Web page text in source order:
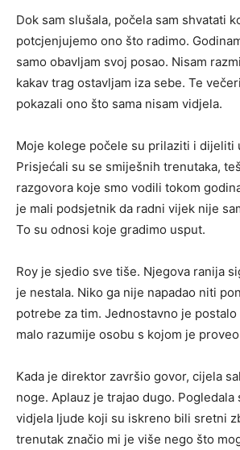
Dok sam slušala, počela sam shvatati
potcjenjujemo ono što radimo.
samo obavljam svoj posao. Nisam
kakav trag ostavljam iza sebe. Te
pokazali ono što sama nisam vidjela.
Moje kolege počele su prilaziti i dijeliti
Prisjećali su se smiješnih trenutaka,
razgovora koje smo vodili tokom
je mali podsjetnik da radni vijek nije
To su odnosi koje gradimo usput.
Roy je sjedio sve tiše. Njegova ranija
je nestala. Niko ga nije napadao niti
potrebe za tim. Jednostavno je
malo razumije osobu s kojom je
Kada je direktor završio govor, cijela
noge. Aplauz je trajao dugo. Pogledala
vidjela ljude koji su iskreno bili sretni
trenutak značio mi je više nego što